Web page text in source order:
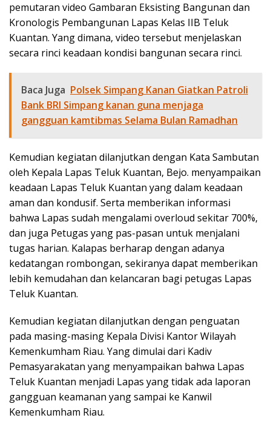
pemutaran video Gambaran Eksisting Bangunan dan
Kronologis Pembangunan Lapas Kelas IIB Teluk
Kuantan. Yang dimana, video tersebut menjelaskan
secara rinci keadaan kondisi bangunan secara rinci.
Baca Juga Polsek Simpang Kanan Giatkan Patroli
Bank BRI Simpang kanan guna menjaga
gangguan kamtibmas Selama Bulan Ramadhan
Kemudian kegiatan dilanjutkan dengan Kata Sambutan
oleh Kepala Lapas Teluk Kuantan, Bejo. menyampaikan
keadaan Lapas Teluk Kuantan yang dalam keadaan
aman dan kondusif. Serta memberikan informasi
bahwa Lapas sudah mengalami overloud sekitar 700%,
dan juga Petugas yang pas-pasan untuk menjalani
tugas harian. Kalapas berharap dengan adanya
kedatangan rombongan, sekiranya dapat memberikan
lebih kemudahan dan kelancaran bagi petugas Lapas
Teluk Kuantan.
Kemudian kegiatan dilanjutkan dengan penguatan
pada masing-masing Kepala Divisi Kantor Wilayah
Kemenkumham Riau. Yang dimulai dari Kadiv
Pemasyarakatan yang menyampaikan bahwa Lapas
Teluk Kuantan menjadi Lapas yang tidak ada laporan
gangguan keamanan yang sampai ke Kanwil
Kemenkumham Riau.